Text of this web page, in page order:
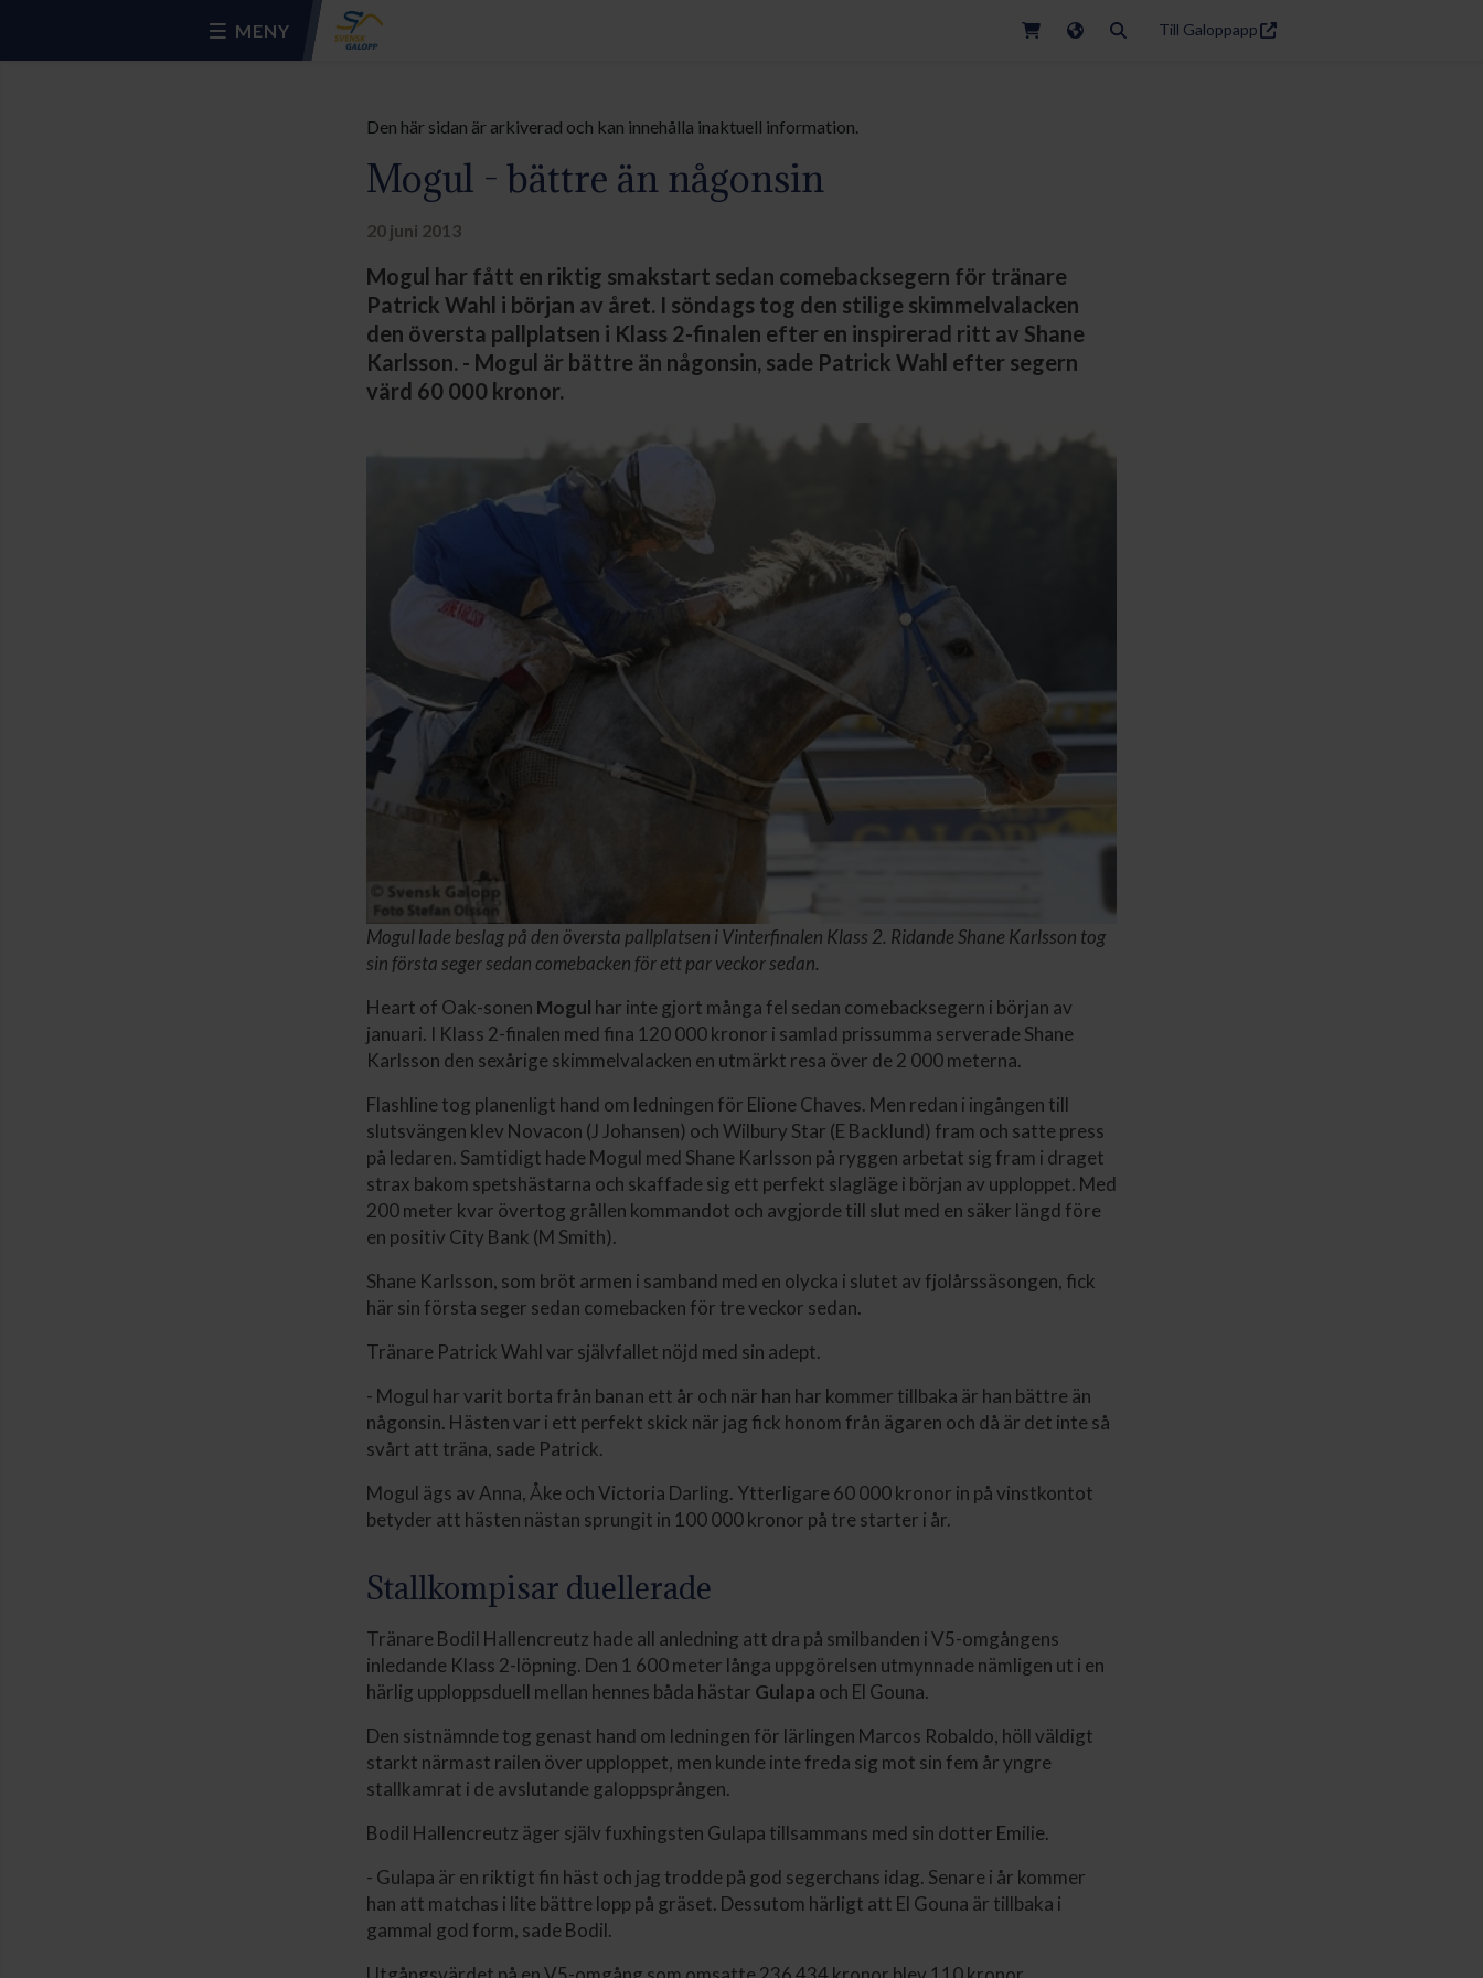
MENY Till Galoppapp
Den här sidan är arkiverad och kan innehålla inaktuell information.
Mogul - bättre än någonsin
20 juni 2013
Mogul har fått en riktig smakstart sedan comebacksegern för tränare
Patrick Wahl i början av året. I söndags tog den stilige skimmelvalacken
den översta pallplatsen i Klass 2-finalen efter en inspirerad ritt av Shane
Karlsson. - Mogul är bättre än någonsin, sade Patrick Wahl efter segern
värd 60 000 kronor.
Mogul lade beslag på den översta pallplatsen i Vinterfinalen Klass 2. Ridande Shane Karlsson tog
sin första seger sedan comebacken för ett par veckor sedan.
Heart of Oak-sonen Mogul har inte gjort många fel sedan comebacksegern i början av
januari. I Klass 2-finalen med fina 120 000 kronor i samlad prissumma serverade Shane
Karlsson den sexårige skimmelvalacken en utmärkt resa över de 2 000 meterna.
Flashline tog planenligt hand om ledningen för Elione Chaves. Men redan i ingången till
slutsvängen klev Novacon (J Johansen) och Wilbury Star (E Backlund) fram och satte press
på ledaren. Samtidigt hade Mogul med Shane Karlsson på ryggen arbetat sig fram i draget
strax bakom spetshästarna och skaffade sig ett perfekt slagläge i början av upploppet. Med
200 meter kvar övertog grållen kommandot och avgjorde till slut med en säker längd före
en positiv City Bank (M Smith).
Shane Karlsson, som bröt armen i samband med en olycka i slutet av fjolårssäsongen, fick
här sin första seger sedan comebacken för tre veckor sedan.
Tränare Patrick Wahl var självfallet nöjd med sin adept.
- Mogul har varit borta från banan ett år och när han har kommer tillbaka är han bättre än
någonsin. Hästen var i ett perfekt skick när jag fick honom från ägaren och då är det inte så
svårt att träna, sade Patrick.
Mogul ägs av Anna, Åke och Victoria Darling. Ytterligare 60 000 kronor in på vinstkontot
betyder att hästen nästan sprungit in 100 000 kronor på tre starter i år.
Stallkompisar duellerade
Tränare Bodil Hallencreutz hade all anledning att dra på smilbanden i V5-omgångens
inledande Klass 2-löpning. Den 1 600 meter långa uppgörelsen utmynnade nämligen ut i en
härlig upploppsduell mellan hennes båda hästar Gulapa och El Gouna.
Den sistnämnde tog genast hand om ledningen för lärlingen Marcos Robaldo, höll väldigt
starkt närmast railen över upploppet, men kunde inte freda sig mot sin fem år yngre
stallkamrat i de avslutande galoppsprången.
Bodil Hallencreutz äger själv fuxhingsten Gulapa tillsammans med sin dotter Emilie.
- Gulapa är en riktigt fin häst och jag trodde på god segerchans idag. Senare i år kommer
han att matchas i lite bättre lopp på gräset. Dessutom härligt att El Gouna är tillbaka i
gammal god form, sade Bodil.